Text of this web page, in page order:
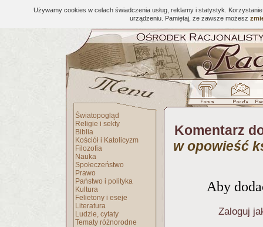
Używamy cookies w celach świadczenia usług, reklamy i statystyk.
urządzeniu. Pamiętaj, że zawsze możesz
Światopogląd
Religie i sekty
Biblia
Kościół i Katolicyzm
Filozofia
Nauka
Społeczeństwo
Prawo
Państwo i polityka
Kultura
Felietony i eseje
Literatura
Ludzie, cytaty
Tematy różnorodne
Komentarz
w opowieść
Aby
Zaloguj